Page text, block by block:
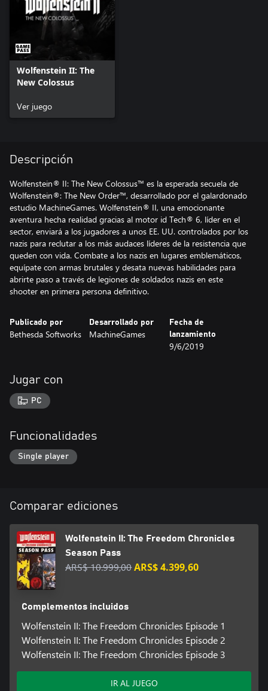
Wolfenstein II: The
New Colossus
Ver juego
Descripción
Wolfenstein® II: The New Colossus™ es la esperada secuela de
Wolfenstein®: The New Order™, desarrollado por el galardonado
estudio MachineGames. Wolfenstein® II, una emocionante
aventura hecha realidad gracias al motor id Tech® 6, líder en el
sector, enviará a los jugadores a unos EE. UU. controlados por los
nazis para reclutar a los más audaces líderes de la resistencia que
queden con vida. Combate a los nazis en lugares emblemáticos,
equípate con armas brutales y desata nuevas habilidades para
abrirte paso a través de legiones de soldados nazis en este
shooter en primera persona definitivo.
Publicado por
Bethesda Softworks
Desarrollado por
MachineGames
Fecha de
lanzamiento
9/6/2019
Jugar con
PC
Funcionalidades
Single player
Comparar ediciones
Wolfenstein II: The Freedom Chronicles
Season Pass
ARS$ 10.999,00ARS$ 4.399,60
Complementos incluidos
Wolfenstein II: The Freedom Chronicles Episode 1
Wolfenstein II: The Freedom Chronicles Episode 2
Wolfenstein II: The Freedom Chronicles Episode 3
IR AL JUEGO